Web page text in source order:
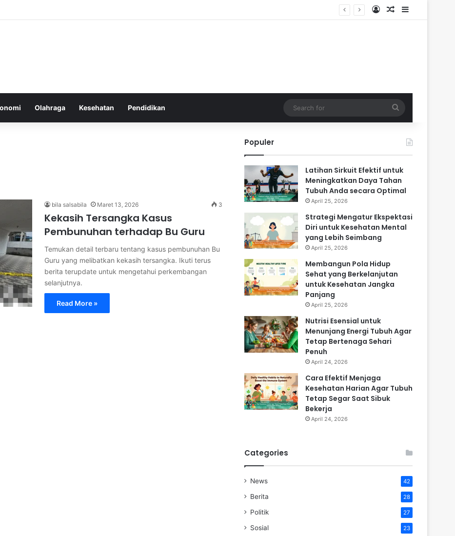
Ekspektasi Diri untuk Kesehatan Mental yang Lebih Seimbang Log InRandom Article
Sidebar
Olahraga Kesehatan Pendidikan
for
bila salsabila Maret 13, 2026 3
Kekasih Tersangka Kasus
Pembunuhan terhadap Bu Guru
Temukan detail terbaru tentang kasus pembunuhan Bu
Guru yang melibatkan kekasih tersangka. Ikuti terus
berita terupdate untuk mengetahui perkembangan
selanjutnya.
Read More »
Populer
Latihan Sirkuit Efektif untuk
Meningkatkan Daya Tahan
Tubuh Anda secara Optimal
April 25, 2026
Strategi Mengatur Ekspektasi
Diri untuk Kesehatan Mental
yang Lebih Seimbang
April 25, 2026
Membangun Pola Hidup
Sehat yang Berkelanjutan
untuk Kesehatan Jangka
Panjang
April 25, 2026
Nutrisi Esensial untuk
Menunjang Energi Tubuh Agar
Tetap Bertenaga Sehari
Penuh
April 24, 2026
Cara Efektif Menjaga
Kesehatan Harian Agar Tubuh
Tetap Segar Saat Sibuk
Bekerja
April 24, 2026
Categories
News 42
Berita 28
Politik 27
Sosial 23